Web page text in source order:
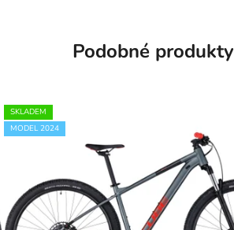
Podobné produkty
SKLADEM
MODEL 2024